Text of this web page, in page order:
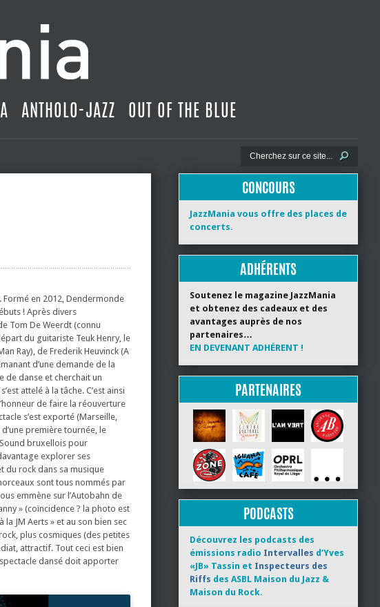
ANTHOLO-JAZZ OUT OF THE BLUE
en 2012, Dendermonde
! Après divers
Tom De Weerdt (connu
du guitariste Teuk Henry, le
Ray), de Frederik Heuvinck (A
d’une demande de la
de danse et cherchait un
attelé à la tâche. C’est ainsi
de faire la réouverture
s’est exporté (Marseille,
première tournée, le
bruxellois pour
explorer ses
du rock dans sa musique
sont tous nommés par
emmène sur l’Autobahn de
» (coïncidence ? la photo est
JM Aerts » et au son bien sec
plus cosmiques (des petites
attractif. Tout ceci est bien
dansé doit apporter
CONCOURS
JazzMania vous offre des places de
concerts.
ADHÉRENTS
Soutenez le magazine JazzMania
et obtenez des cadeaux et des
avantages auprès de nos
partenaires…
EN DEVENANT ADHÉRENT !
PARTENAIRES
PODCASTS
Découvrez les podcasts des
émissions radio Intervalles d’Yves
«JB» Tassin et Inspecteurs des
Riffs des ASBL Maison du Jazz &
Maison du Rock.